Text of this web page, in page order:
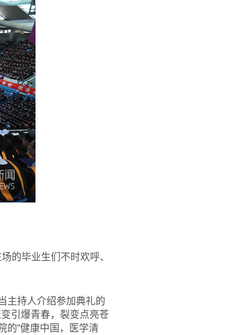
的毕业生们不时欢呼、
主持人介绍参加典礼的
引爆青春，裂变点亮苍
的“健康中国，医学清